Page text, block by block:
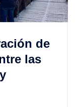
de
las